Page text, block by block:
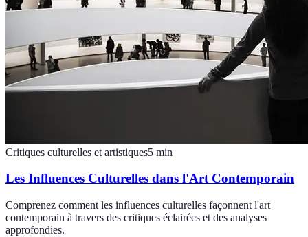
Critiques culturelles et artistiques5 min
Les Influences Culturelles dans l'Art Contemporain
Comprenez comment les influences culturelles façonnent l'art
contemporain à travers des critiques éclairées et des analyses
approfondies.